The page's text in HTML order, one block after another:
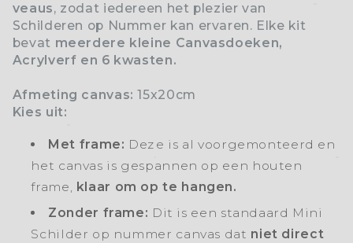
veaus, zodat iedereen het plezier van
Schilderen op Nummer kan ervaren. Elke kit
bevat meerdere kleine Canvasdoeken,
Acrylverf en 6 kwasten.
Afmeting canvas: 15x20cm
Kies uit:
Met frame: Dez e is al voorgemonteerd en
het canvas is gespannen op een houten
frame, klaar om op te hangen.
Zonder frame: Dit is een standaard Mini
Schilder op nummer canvas dat niet direct